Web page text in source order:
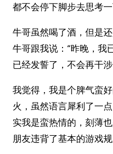
都不会停下脚步去思考一
牛哥虽然喝了酒，但是
牛哥跟我说：“昨晚，我
已经发誓了，不会再干
我觉得，我是个脾气蛮
火，虽然语言犀利了一
实我是蛮热情的，刻薄
朋友违背了基本的游戏规